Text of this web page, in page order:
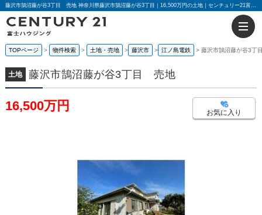
藤沢市鵠沼藤が谷3丁目 売地 神奈川県藤沢市鵠沼藤が谷3丁目｜16,500万円の土地｜センチュリー21富士ハウジング
TOPページ 物件検索 土地・売地 藤沢市 江ノ島電鉄 藤沢市鵠沼藤が谷3丁
土地 藤沢市鵠沼藤が谷3丁目 売地
16,500万円 お気に入り